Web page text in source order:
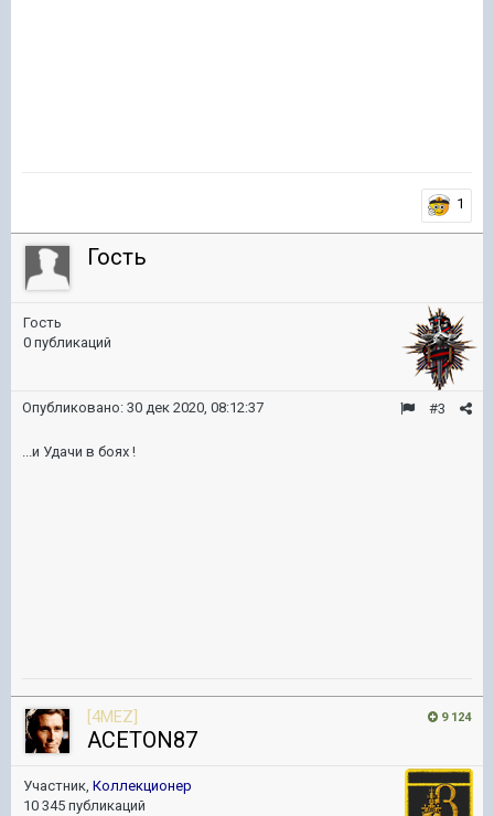
1
Гость
Гость
0 публикаций
#3
Опубликовано: 30 дек 2020, 08:12:37
...и Удачи в боях !
9 124
[4MEZ]
ACETON87
Участник, Коллекционер
10 345 публикаций